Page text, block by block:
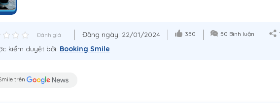
Đánh giá Đăng ngày: 22/01/2024 350 50 Bình luận
kiểm duyệt bởi: Booking Smile
trên